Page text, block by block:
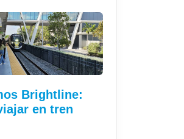
Brightline:
en tren